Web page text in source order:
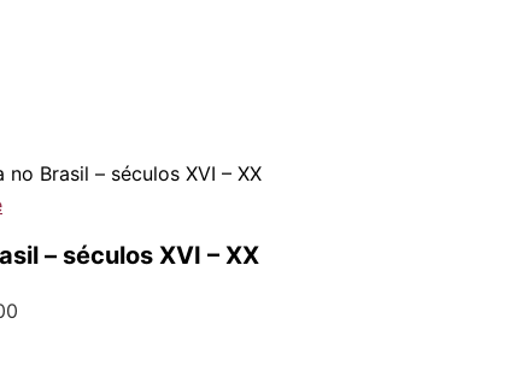
Brasil – séculos XVI – XX
– séculos XVI – XX